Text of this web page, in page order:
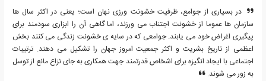
در بسیاری از جوامع، ظرفیت خشونت ورزی نهان است؛ یعنی در اکثر سال ها
سازمان ها عموما از خشونت اجتناب می ورزند، اما گاهی آن را ابزاری سودمند برای
پیگیری اغراض خود می یابند. جوامعی که در سایه ی خشونت زندگی می کنند بخش
اعظمی از تاریخ بشریت و اکثر جمعیت امروز جهان را تشکیل می دهند. ترتیبات
اجتماعی با ایجاد انگیزه برای اشخاص قدرتمند جهت همکاری به جای نزاع مانع از توسل
به زور می شوند.